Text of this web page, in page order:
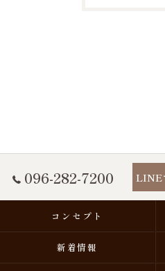
096-282-7200 LINE
コンセプト
新着情報